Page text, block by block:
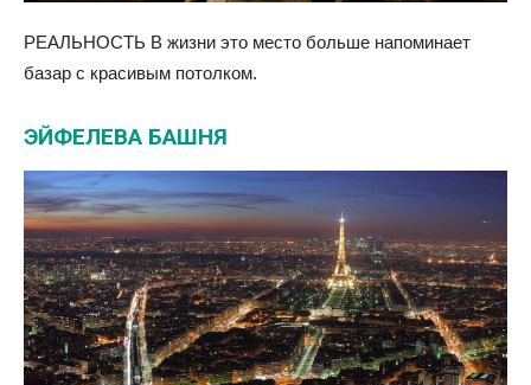
РЕАЛЬНОСТЬ В жизни это место больше напоминает
базар с красивым потолком.
ЭЙФЕЛЕВА БАШНЯ